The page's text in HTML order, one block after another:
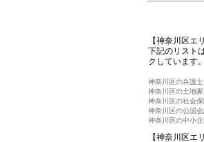
【神奈川区エ
下記のリスト
クしています。
神奈川区の弁護
神奈川区の土地
神奈川区の社会
神奈川区の公認
神奈川区の中小
【神奈川区エ